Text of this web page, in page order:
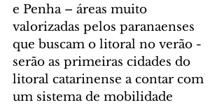
e Penha – áreas muito
valorizadas pelos paranaenses
que buscam o litoral no verão -
serão as primeiras cidades do
litoral catarinense a contar com
um sistema de mobilidade